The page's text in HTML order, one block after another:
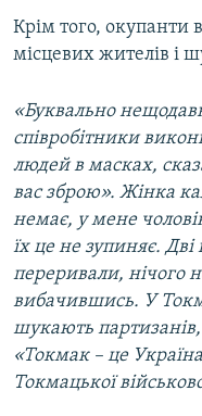
Крім того,
місцевих жителів і
«Буквально
співробітники
людей в масках,
вас зброю». Жінка
немає, у мене
їх це не зупиняє.
переривали, нічого
вибачившись. У
шукають
«Токмак – це
Токмацької